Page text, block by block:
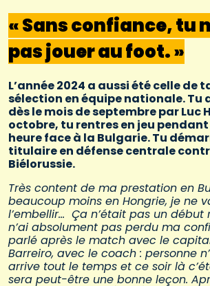
« Sans confiance, tu
pas jouer au foot. »
L’année 2024 a aussi été celle de
sélection en équipe nationale. Tu
dès le mois de septembre par Luc
octobre, tu rentres en jeu
heure face à la Bulgarie. Tu
titulaire en défense centrale
Biélorussie.
Très content de ma prestation en
beaucoup moins en Hongrie, je ne
l’embellir… Ça n’était pas un début
n’ai absolument pas perdu ma
parlé après le match avec le
Barreiro, avec le coach : personne
arrive tout le temps et ce soir là
sera peut-être une bonne leçon.